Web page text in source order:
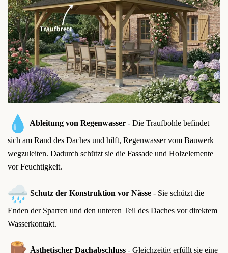
Ableitung von Regenwasser - Die Traufbohle befindet
sich am Rand des Daches und hilft, Regenwasser vom Bauwerk
wegzuleiten. Dadurch schützt sie die Fassade und Holzelemente
vor Feuchtigkeit.
Schutz der Konstruktion vor Nässe - Sie schützt die
Enden der Sparren und den unteren Teil des Daches vor direktem
Wasserkontakt.
Ästhetischer Dachabschluss - Gleichzeitig erfüllt sie eine